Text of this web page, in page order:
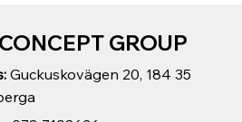
Guckuskovägen 20, 184 35
GROUP